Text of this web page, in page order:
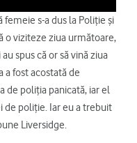
femeie s-a dus la Poliție și
o viziteze ziua următoare,
spus că or să vină ziua
a fost acostată de
de poliția panicată, iar el
de poliție. Iar eu a trebuit
Liversidge.